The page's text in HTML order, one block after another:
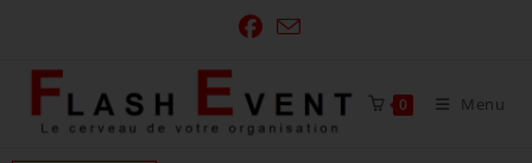
0 Menu